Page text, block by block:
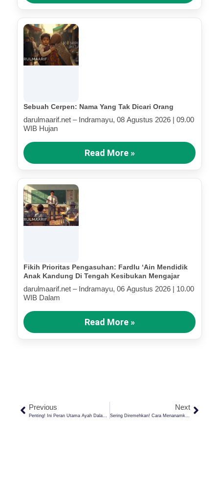
Sebuah Cerpen: Nama Yang Tak Dicari Orang
darulmaarif.net – Indramayu, 08 Agustus 2026 | 09.00
WIB Hujan
Read More »
Fikih Prioritas Pengasuhan: Fardlu ‘Ain Mendidik
Anak Kandung Di Tengah Kesibukan Mengajar
darulmaarif.net – Indramayu, 06 Agustus 2026 | 10.00
WIB Dalam
Read More »
Previous Next